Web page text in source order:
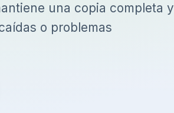
una copia completa y
o problemas